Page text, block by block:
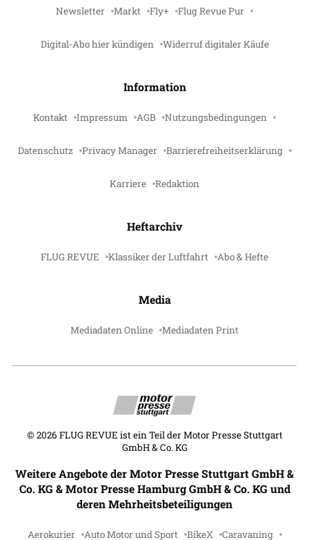
Newsletter Markt Fly+ Flug Revue Pur
Digital-Abo hier kündigen Widerruf digitaler Käufe
Information
Kontakt Impressum AGB Nutzungsbedingungen
Datenschutz Privacy Manager Barrierefreiheitserklärung
Karriere Redaktion
Heftarchiv
FLUG REVUE Klassiker der Luftfahrt Abo & Hefte
Media
Mediadaten Online Mediadaten Print
© 2026 FLUG REVUE ist ein Teil der Motor Presse Stuttgart
GmbH & Co. KG
Weitere Angebote der Motor Presse Stuttgart GmbH &
Co. KG & Motor Presse Hamburg GmbH & Co. KG und
deren Mehrheitsbeteiligungen
Aerokurier Auto Motor und Sport BikeX Caravaning